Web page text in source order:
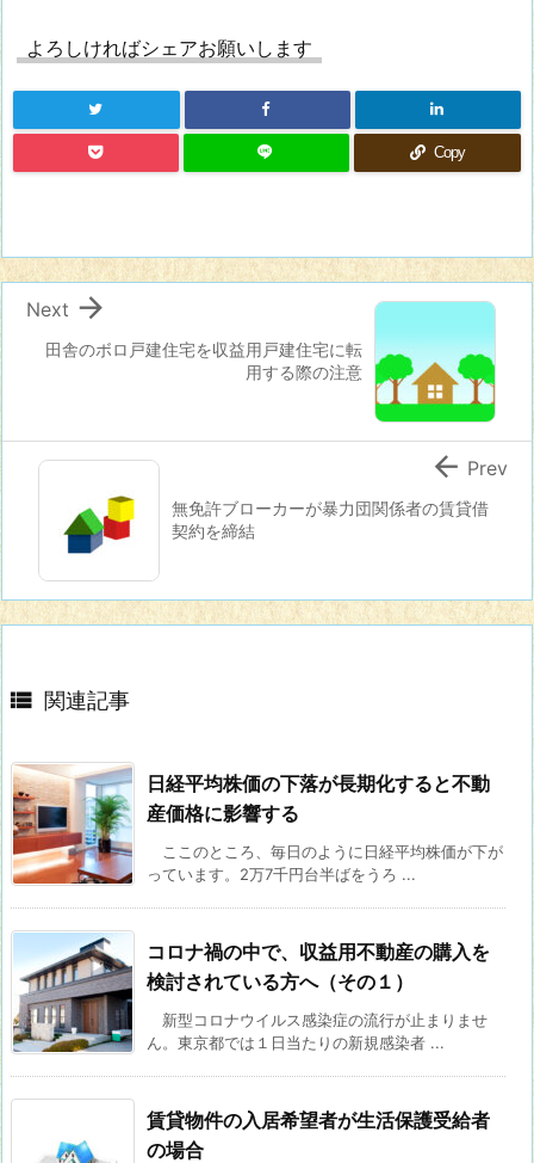
よろしければシェアお願いします
Copy
田舎のボロ戸建住宅を収益用戸建住宅に転
用する際の注意

Next
無免許ブローカーが暴力団関係者の賃貸借
契約を締結
 Prev
 関連記事
日経平均株価の下落が長期化すると不動
産価格に影響する
ここのところ、毎日のように日経平均株価が下が
っています。2万7千円台半ばをうろ ...
コロナ禍の中で、収益用不動産の購入を
検討されている方へ（その１）
新型コロナウイルス感染症の流行が止まりませ
ん。東京都では１日当たりの新規感染者 ...
賃貸物件の入居希望者が生活保護受給者
の場合